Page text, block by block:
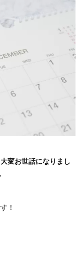
変お世話になりまし
！